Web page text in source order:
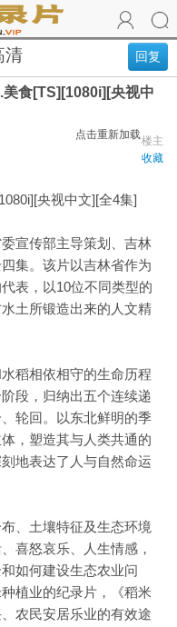
回复
清
食[TS][1080i][央视中
点击重新加载楼主
收藏
央视中文][全4集]
宣传部主导策划、吉林
集。该片以吉林省作为
表，以10位不同类型的
土所锻造出来的人文精
稻相依相守的生命历程
段，归纳出五个连续递
轮回。以东北鲜明的季
，塑造其与人类共通的
地表达了人与自然命运
、土壤特征及生态环境
喜怒哀乐、人生情感，
如何建设生态农业问
植业的纪录片，《稻米
农民安居乐业的有效途